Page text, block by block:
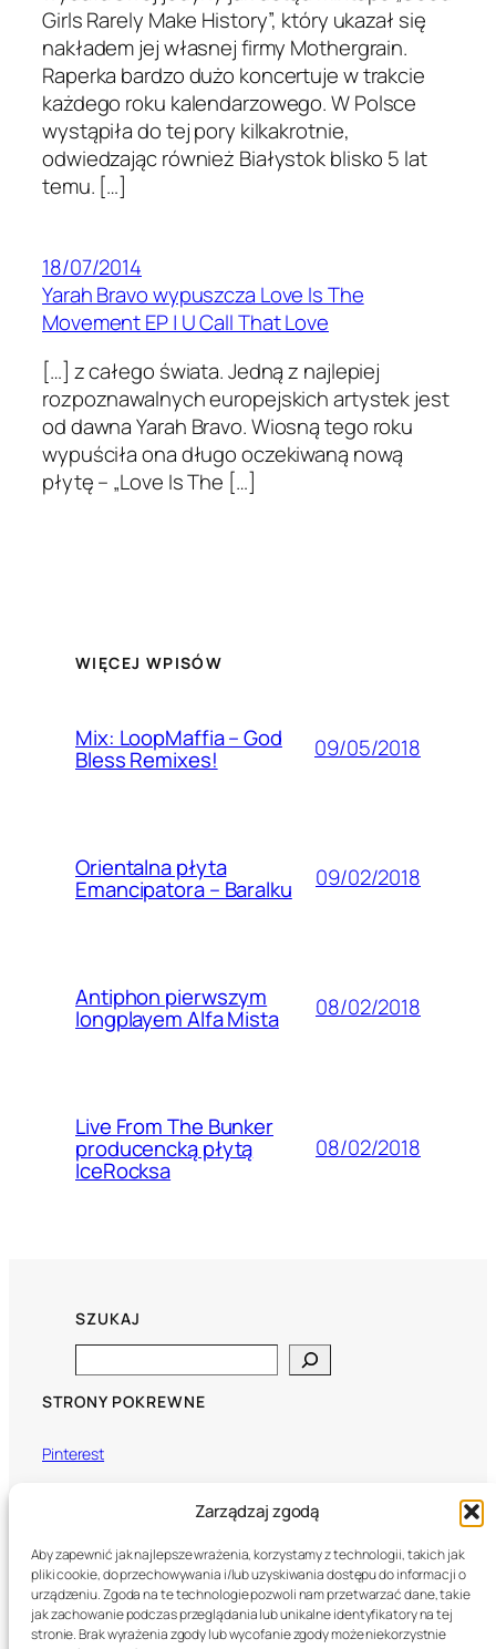
Zarządzaj zgodą
Aby zapewnić jak najlepsze wrażenia, korzystamy z technologii, takich jak
pliki cookie, do przechowywania i/lub uzyskiwania dostępu do informacji o
urządzeniu. Zgoda na te technologie pozwoli nam przetwarzać dane, takie
jak zachowanie podczas przeglądania lub unikalne identyfikatory na tej
stronie. Brak wyrażenia zgody lub wycofanie zgody może niekorzystnie
Girls Rarely Make History”, który ukazał się
nakładem jej własnej firmy Mothergrain.
Raperka bardzo dużo koncertuje w trakcie
każdego roku kalendarzowego. W Polsce
wystąpiła do tej pory kilkakrotnie,
odwiedzając również Białystok blisko 5 lat
temu. […]
18/07/2014
Yarah Bravo wypuszcza Love Is The
Movement EP | U Call That Love
[…] z całego świata. Jedną z najlepiej
rozpoznawalnych europejskich artystek jest
od dawna Yarah Bravo. Wiosną tego roku
wypuściła ona długo oczekiwaną nową
płytę – „Love Is The […]
WIĘCEJ WPISÓW
Mix: LoopMaffia – God
Bless Remixes! 09/05/2018
Orientalna płyta
Emancipatora – Baralku 09/02/2018
Antiphon pierwszym
longplayem Alfa Mista 08/02/2018
Live From The Bunker
producencką płytą
IceRocksa
08/02/2018
SZUKAJ
STRONY POKREWNE
Pinterest
X (Twitter)
Mixcloud